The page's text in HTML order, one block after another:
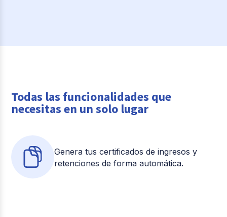
Todas las funcionalidades que
necesitas en un solo lugar
Genera tus certificados de ingresos y
retenciones de forma automática.